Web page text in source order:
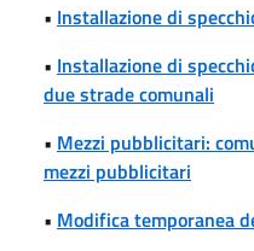
• Installazione di
• Installazione di
due strade comunali
• Mezzi pubblicitari:
mezzi pubblicitari
• Modifica temporanea